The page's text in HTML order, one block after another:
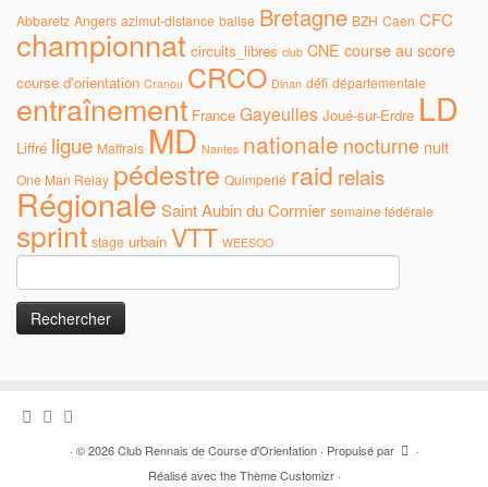
Abbaretz Angers azimut-distance balise Bretagne BZH Caen CFC
championnat circuits_libres club CNE course au score
course d'orientation Cranou CRCO Dinan défi départementale
entraînement France Gayeulles Joué-sur-Erdre LD
Liffré ligue Maffrais MD Nantes nationale nocturne nuit
One Man Relay pédestre Quimperlé raid relais
Régionale Saint Aubin du Cormier semaine fédérale
sprint stage urbain VTT WEESOO
· © 2026 Club Rennais de Course d'Orientation· Propulsé par
·
Réalisé avec theThème Customizr·